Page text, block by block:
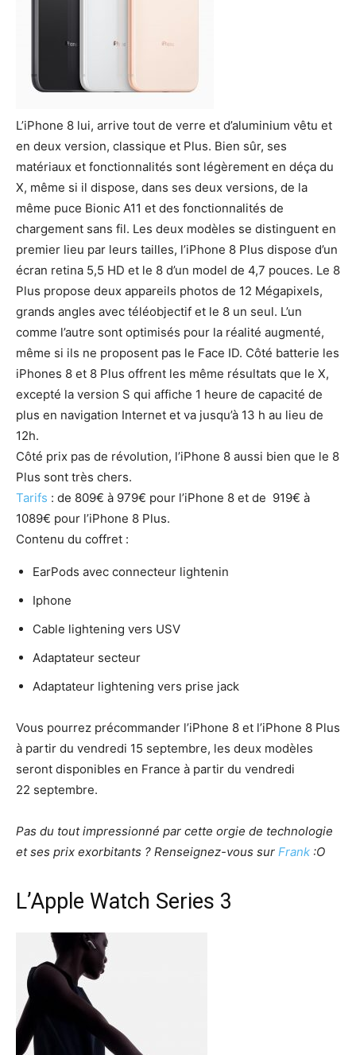
L’iPhone 8 lui, arrive tout de verre et d’aluminium vêtu et
en deux version, classique et Plus. Bien sûr, ses
matériaux et fonctionnalités sont légèrement en déça du
X, même si il dispose, dans ses deux versions, de la
même puce Bionic A11 et des fonctionnalités de
chargement sans fil. Les deux modèles se distinguent en
premier lieu par leurs tailles, l’iPhone 8 Plus dispose d’un
écran retina 5,5 HD et le 8 d’un model de 4,7 pouces. Le 8
Plus propose deux appareils photos de 12 Mégapixels,
grands angles avec téléobjectif et le 8 un seul. L’un
comme l’autre sont optimisés pour la réalité augmenté,
même si ils ne proposent pas le Face ID. Côté batterie les
iPhones 8 et 8 Plus offrent les même résultats que le X,
excepté la version S qui affiche 1 heure de capacité de
plus en navigation Internet et va jusqu’à 13 h au lieu de
12h.
Côté prix pas de révolution, l’iPhone 8 aussi bien que le 8
Plus sont très chers.
Tarifs : de 809€ à 979€ pour l’iPhone 8 et de 919€ à
1089€ pour l’iPhone 8 Plus.
Contenu du coffret :
EarPods avec connecteur lightenin
Iphone
Cable lightening vers USV
Adaptateur secteur
Adaptateur lightening vers prise jack
Vous pourrez précommander l’iPhone 8 et l’iPhone 8 Plus
à partir du vendredi 15 septembre, les deux modèles
seront disponibles en France à partir du vendredi
22 septembre.
Pas du tout impressionné par cette orgie de technologie
et ses prix exorbitants ? Renseignez-vous sur Frank :O
L’Apple Watch Series 3